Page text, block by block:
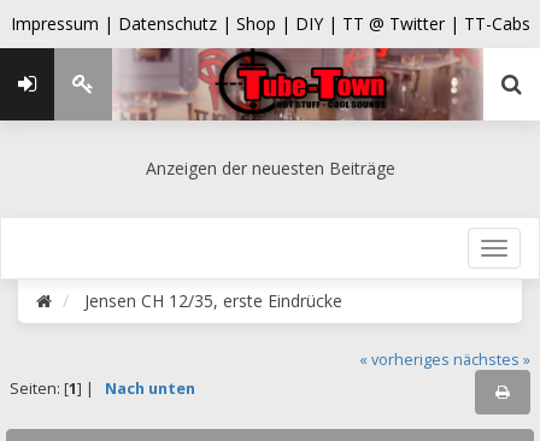
Impressum | Datenschutz | Shop | DIY | TT @ Twitter | TT-Cabs
Anzeigen der neuesten Beiträge
Jensen CH 12/35, erste Eindrücke
« vorheriges nächstes »
Seiten: [1] | Nach unten